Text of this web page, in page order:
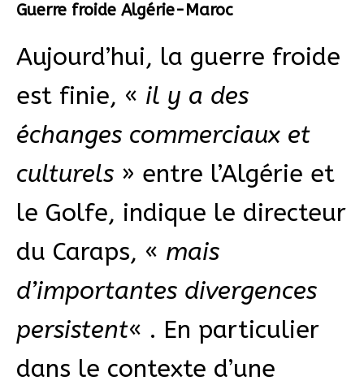
Guerre froide Algérie-Maroc
Aujourd’hui, la guerre froide
est finie, « il y a des
échanges commerciaux et
culturels » entre l’Algérie et
le Golfe, indique le directeur
du Caraps, « mais
d’importantes divergences
persistent« . En particulier
dans le contexte d’une